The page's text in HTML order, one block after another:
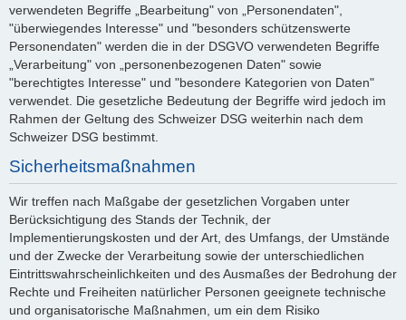
verwendeten Begriffe „Bearbeitung" von „Personendaten",
"überwiegendes Interesse" und "besonders schützenswerte
Personendaten" werden die in der DSGVO verwendeten Begriffe
„Verarbeitung" von „personenbezogenen Daten" sowie
"berechtigtes Interesse" und "besondere Kategorien von Daten"
verwendet. Die gesetzliche Bedeutung der Begriffe wird jedoch im
Rahmen der Geltung des Schweizer DSG weiterhin nach dem
Schweizer DSG bestimmt.
Sicherheitsmaßnahmen
Wir treffen nach Maßgabe der gesetzlichen Vorgaben unter
Berücksichtigung des Stands der Technik, der
Implementierungskosten und der Art, des Umfangs, der Umstände
und der Zwecke der Verarbeitung sowie der unterschiedlichen
Eintrittswahrscheinlichkeiten und des Ausmaßes der Bedrohung der
Rechte und Freiheiten natürlicher Personen geeignete technische
und organisatorische Maßnahmen, um ein dem Risiko